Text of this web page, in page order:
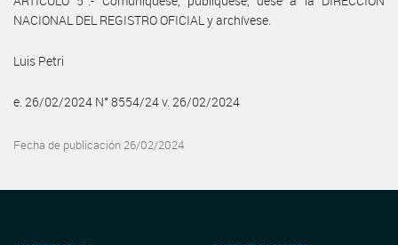
NACIONAL DEL REGISTRO OFICIAL y archívese.
Luis Petri
e. 26/02/2024 N° 8554/24 v. 26/02/2024
Fecha de publicación 26/02/2024